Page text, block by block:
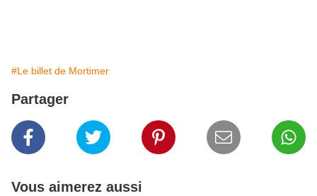
#Le billet de Mortimer
Partager
Vous aimerez aussi